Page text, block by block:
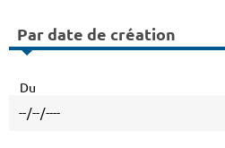
Par date de création
Du